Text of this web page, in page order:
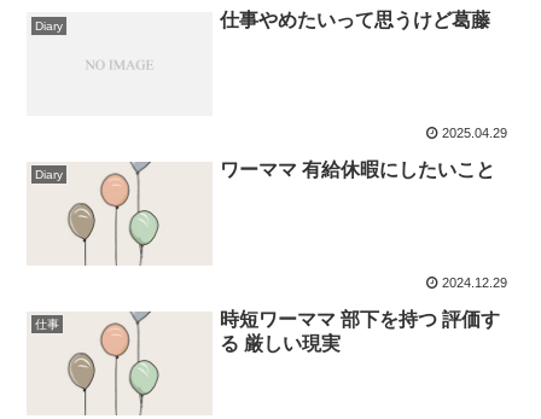
Diary 仕事やめたいって思うけど葛藤
2025.04.29
Diary ワーママ 有給休暇にしたいこと
2024.12.29
仕事
時短ワーママ 部下を持つ 評価す
る 厳しい現実